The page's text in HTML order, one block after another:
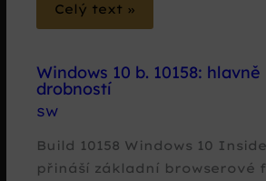
Celý text »
Windows 10 b. 10158:
drobností
SW
Build 10158 Windows 10
přináší základní browserové